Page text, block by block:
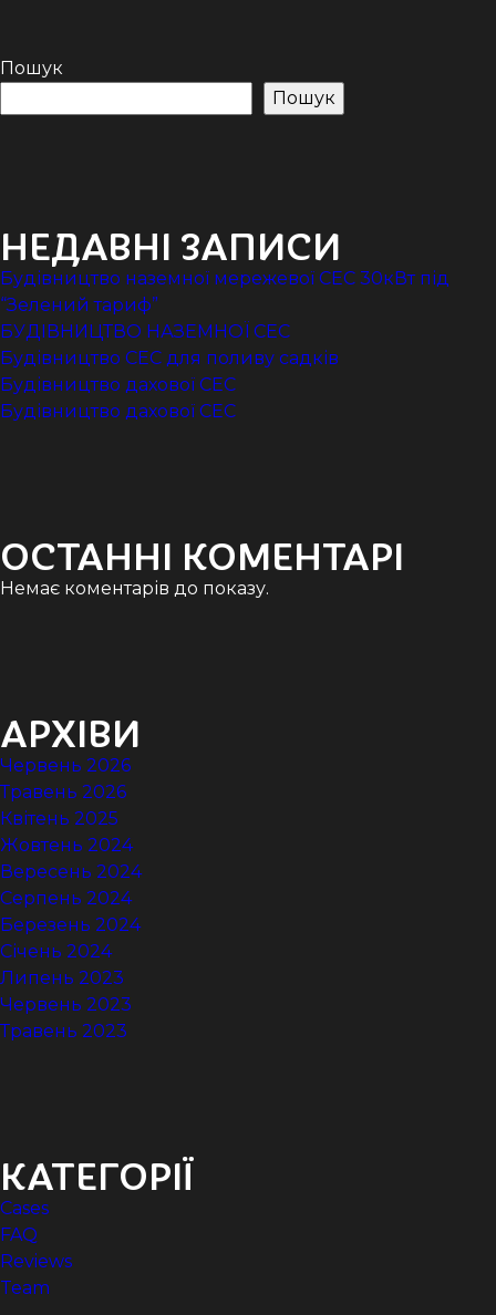
ЗАПИСАМИ
Пошук
Пошук
НЕДАВНІ ЗАПИСИ
Будівництво наземної мережевої СЕС 30кВт під
“Зелений тариф”
БУДІВНИЦТВО НАЗЕМНОЇ СЕС
Будівництво СЕС для поливу садків
Будівництво дахової СЕС
Будівництво дахової СЕС
ОСТАННІ КОМЕНТАРІ
Немає коментарів до показу.
АРХІВИ
Червень 2026
Травень 2026
Квітень 2025
Жовтень 2024
Вересень 2024
Серпень 2024
Березень 2024
Січень 2024
Липень 2023
Червень 2023
Травень 2023
КАТЕГОРІЇ
Cases
FAQ
Reviews
Team